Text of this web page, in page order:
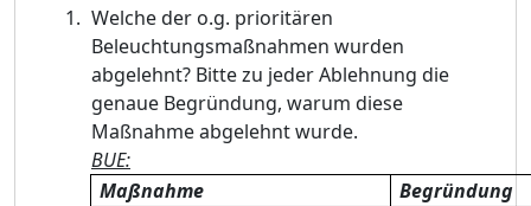
Welche der o.g. prioritären
Beleuchtungsmaßnahmen wurden
abgelehnt? Bitte zu jeder Ablehnung die
genaue Begründung, warum diese
Maßnahme abgelehnt wurde.
BUE:
Maßnahme
Begründung